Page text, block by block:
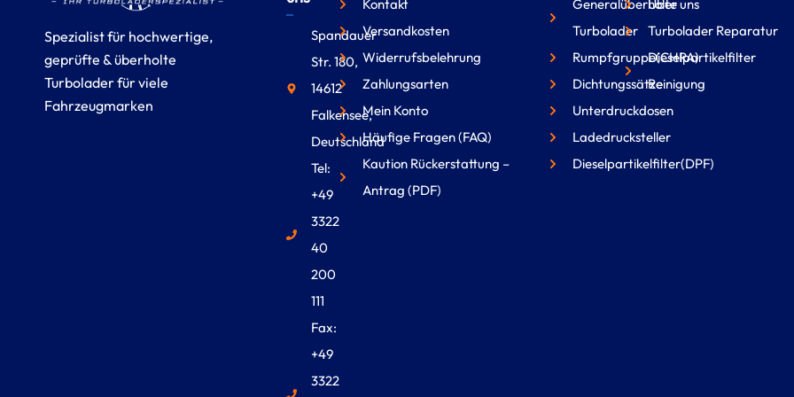
Spezialist für hochwertige,
geprüfte & überholte
Turbolader für viele
Fahrzeugmarken
Spandauer
Str. 180,
14612
Falkensee,
Deutschland
Tel:
+49
3322
40
200
111
Fax:
+49
3322
Kontakt
Versandkosten
Widerrufsbelehrung
Zahlungsarten
Mein Konto
Häufige Fragen (FAQ)
Kaution Rückerstattung –
Antrag (PDF)
Generalüberholte
Turbolader
Rumpfgruppe(CHRA)
Dichtungssätze
Unterdruckdosen
Ladedrucksteller
Dieselpartikelfilter(DPF)
Über uns
Turbolader Reparatur
Dieselpartikelfilter
Reinigung